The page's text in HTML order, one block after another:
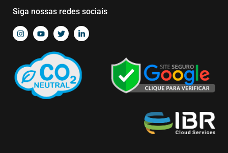
Siga nossas redes sociais